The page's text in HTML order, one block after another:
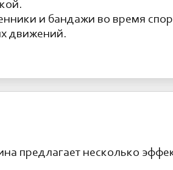
и бандажи во время
движений.
предлагает несколько